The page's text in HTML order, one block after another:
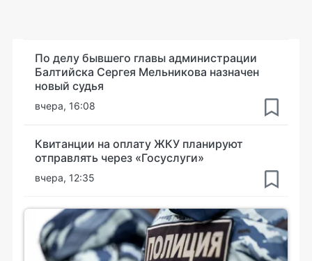
По делу бывшего главы администрации
Балтийска Сергея Мельникова назначен
новый судья
вчера, 16:08
Квитанции на оплату ЖКУ планируют
отправлять через «Госуслуги»
вчера, 12:35